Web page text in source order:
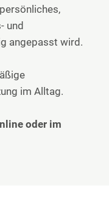
und
angepasst wird.
im Alltag.
oder im